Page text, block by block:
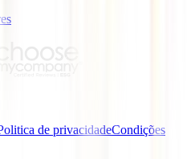
de privacidadeCondições